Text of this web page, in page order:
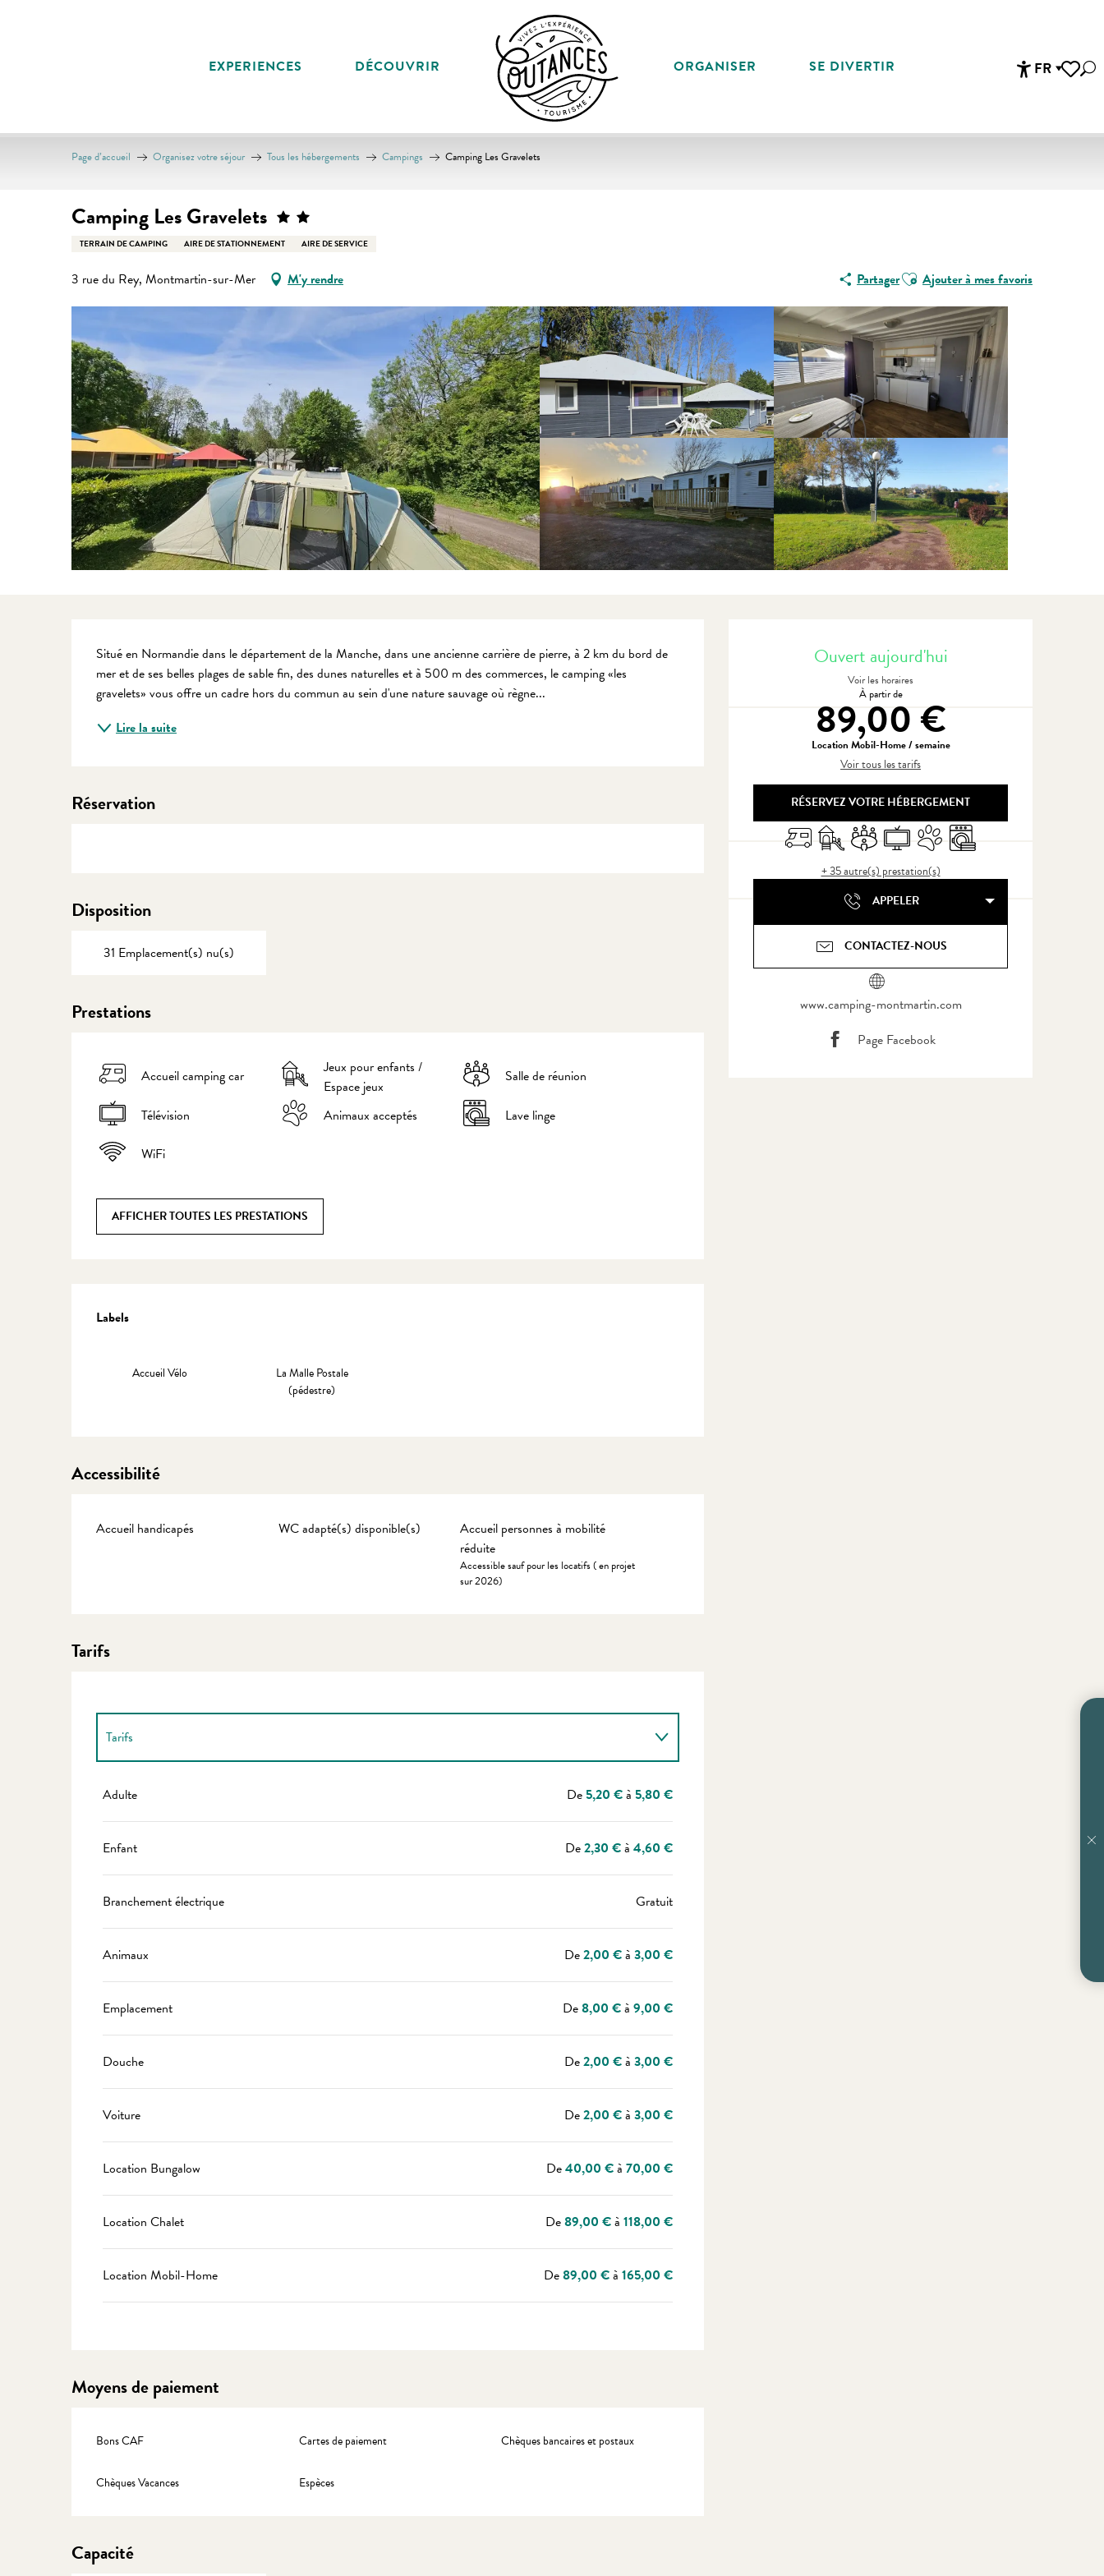
FR
EXPERIENCES DÉCOUVRIR ORGANISER SE DIVERTIR
Page d’accueil Organisez votre séjour Tous les hébergements Campings Camping Les Gravelets
Camping Les Gravelets
TERRAIN DE CAMPING AIRE DE STATIONNEMENT AIRE DE SERVICE
3 rue du Rey, Montmartin-sur-Mer M'y rendre PartagerAjouter aux favoris
Ajouter à mes favoris
Ouverture et coordonnées
Ouvert aujourd'hui
Voir les horaires
À partir de
89,00 €
Location Mobil-Home / semaine
Voir tous les tarifs
RÉSERVEZ VOTRE HÉBERGEMENT
Accueil camping car
Jeux pour enfants / Espace jeux
Salle de réunion
TélévisionAnimaux acceptés
Lave linge
+ 35 autre(s) prestation(s)
APPELER
CONTACTEZ-NOUS
www.camping-montmartin.com
Page Facebook
Description
Situé en Normandie dans le département de la Manche, dans une ancienne carrière de pierre, à 2 km du bord de
mer et de ses belles plages de sable fin, des dunes naturelles et à 500 m des commerces, le camping «les
gravelets» vous offre un cadre hors du commun au sein d'une nature sauvage où règne...
Lire la suite
Réservation
Disposition
31 Emplacement(s) nu(s)
Prestations
Accueil camping car
Jeux pour enfants /
Espace jeux
Salle de réunion
Télévision
Animaux acceptés
Lave linge
WiFi
AFFICHER TOUTES LES PRESTATIONS
Offres de prestations
Labels
Labels
Accueil Vélo
La Malle Postale
(pédestre)
Accessibilité
Accueil handicapés WC adapté(s) disponible(s)
Accueil personnes à mobilité
réduite
Accessible sauf pour les locatifs ( en projet
sur 2026)
Tarifs
Tarifs
Tarifs 2027
Adulte De5,20 €à5,80 €
Enfant De2,30 €à4,60 €
Branchement électrique Gratuit
Animaux De2,00 €à3,00 €
Emplacement De8,00 €à9,00 €
Douche De2,00 €à3,00 €
Voiture De2,00 €à3,00 €
Location Bungalow De40,00 €à70,00 €
Location Chalet De89,00 €à118,00 €
Location Mobil-Home De89,00 €à165,00 €
Moyens de paiement
Bons CAF Cartes de paiement Chèques bancaires et postaux
Chèques Vacances Espèces
Capacité